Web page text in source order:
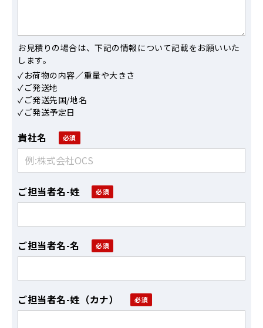
お見積りの場合は、下記の情報について記載をお願いいた
します。
✓お荷物の内容／重量や大きさ
✓ご発送地
✓ご発送先国/地名
✓ご発送予定日
貴社名
ご担当者名-姓
ご担当者名-名
ご担当者名-姓（カナ）